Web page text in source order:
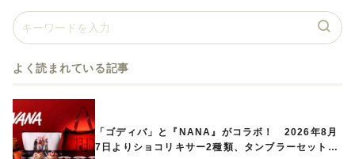
よく読まれている記事
「ゴディバ」と『NANA』がコラボ！ 2026年8月
7日よりショコリキサー2種類、タンブラーセットな